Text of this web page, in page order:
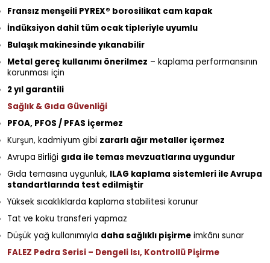
Fransız menşeili PYREX® borosilikat cam kapak
İndüksiyon dahil tüm ocak tipleriyle uyumlu
Bulaşık makinesinde yıkanabilir
Metal gereç kullanımı önerilmez – kaplama performansının
korunması için
2 yıl garantili
Sağlık & Gıda Güvenliği
PFOA, PFOS / PFAS içermez
Kurşun, kadmiyum gibi zararlı ağır metaller içermez
Avrupa Birliği gıda ile temas mevzuatlarına uygundur
Gıda temasına uygunluk, ILAG kaplama sistemleri ile Avrupa
standartlarında test edilmiştir
Yüksek sıcaklıklarda kaplama stabilitesi korunur
Tat ve koku transferi yapmaz
Düşük yağ kullanımıyla daha sağlıklı pişirme imkânı sunar
FALEZ Pedra Serisi – Dengeli Isı, Kontrollü Pişirme